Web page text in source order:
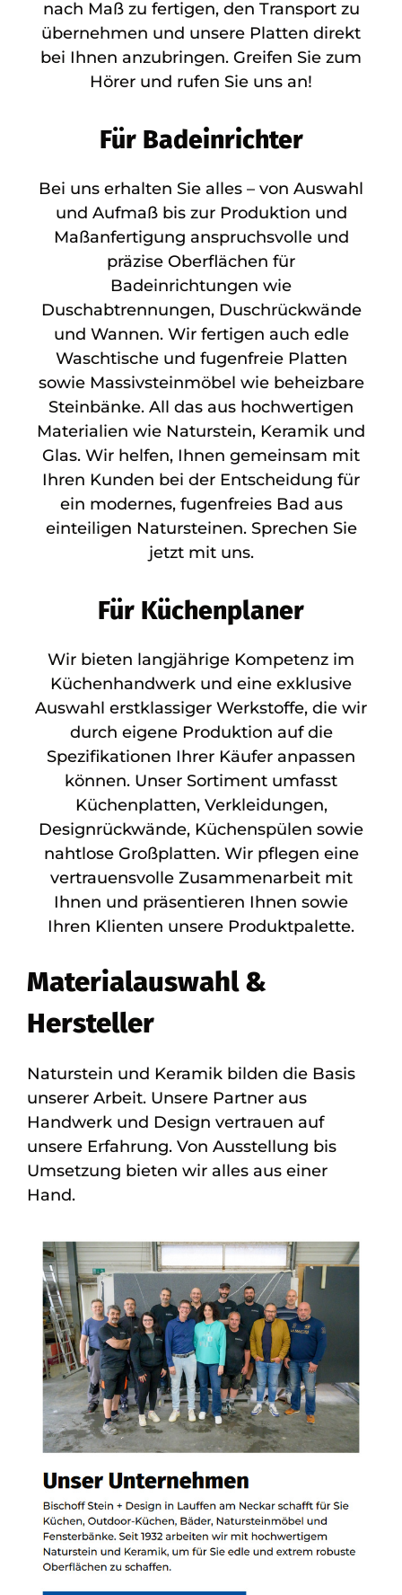
nach Maß zu fertigen, den Transport zu
übernehmen und unsere Platten direkt
bei Ihnen anzubringen. Greifen Sie zum
Hörer und rufen Sie uns an!
Für Badeinrichter
Bei uns erhalten Sie alles – von Auswahl
und Aufmaß bis zur Produktion und
Maßanfertigung anspruchsvolle und
präzise Oberflächen für
Badeinrichtungen wie
Duschabtrennungen, Duschrückwände
und Wannen. Wir fertigen auch edle
Waschtische und fugenfreie Platten
sowie Massivsteinmöbel wie beheizbare
Steinbänke. All das aus hochwertigen
Materialien wie Naturstein, Keramik und
Glas. Wir helfen, Ihnen gemeinsam mit
Ihren Kunden bei der Entscheidung für
ein modernes, fugenfreies Bad aus
einteiligen Natursteinen. Sprechen Sie
jetzt mit uns.
Für Küchenplaner
Wir bieten langjährige Kompetenz im
Küchenhandwerk und eine exklusive
Auswahl erstklassiger Werkstoffe, die wir
durch eigene Produktion auf die
Spezifikationen Ihrer Käufer anpassen
können. Unser Sortiment umfasst
Küchenplatten, Verkleidungen,
Designrückwände, Küchenspülen sowie
nahtlose Großplatten. Wir pflegen eine
vertrauensvolle Zusammenarbeit mit
Ihnen und präsentieren Ihnen sowie
Ihren Klienten unsere Produktpalette.
Materialauswahl &
Hersteller
Naturstein und Keramik bilden die Basis
unserer Arbeit. Unsere Partner aus
Handwerk und Design vertrauen auf
unsere Erfahrung. Von Ausstellung bis
Umsetzung bieten wir alles aus einer
Hand.